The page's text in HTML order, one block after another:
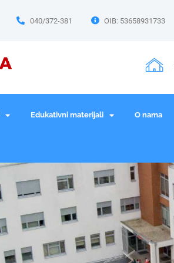
040/372-381 OIB: 53658931733
Edukativni materijali O nama